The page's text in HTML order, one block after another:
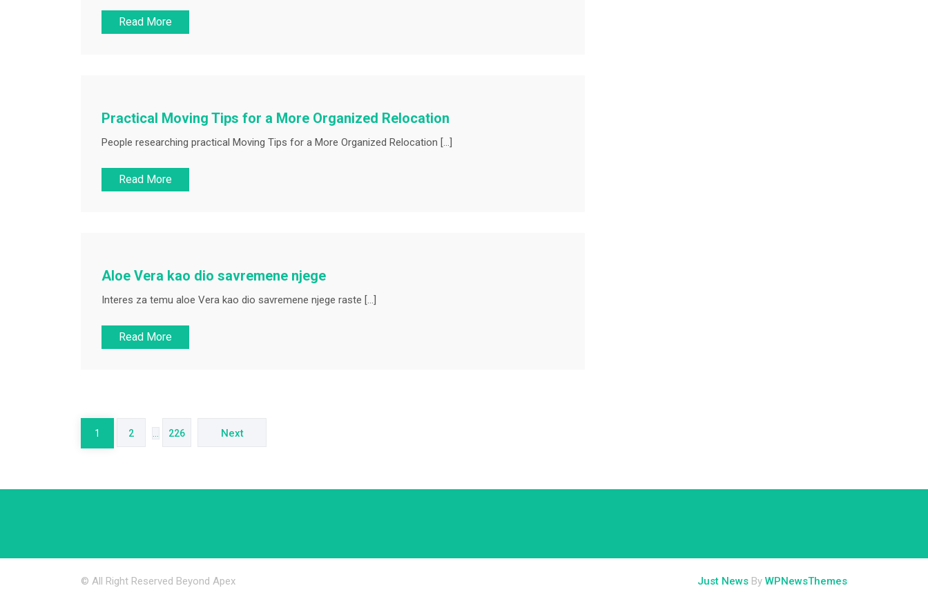
Read More
Practical Moving Tips for a More Organized Relocation
People researching practical Moving Tips for a More Organized Relocation […]
Read More
Aloe Vera kao dio savremene njege
Interes za temu aloe Vera kao dio savremene njege raste […]
Read More
pagination
1 2 226 Next
© All Right Reserved Beyond Apex Just News By WPNewsThemes